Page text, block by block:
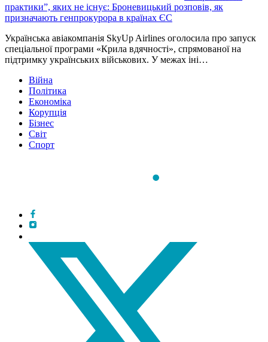
практики”, яких не існує: Броневицький розповів, як
призначають генпрокурора в країнах ЄС
Українська авіакомпанія SkyUp Airlines оголосила про запуск
спеціальної програми «Крила вдячності», спрямованої на
підтримку українських військових. У межах іні…
Війна
Політика
Економіка
Корупція
Бізнес
Світ
Спорт